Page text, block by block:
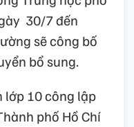
30/7 đến
sẽ công bố
bổ sung.
lớp 10 công lập
phố Hồ Chí